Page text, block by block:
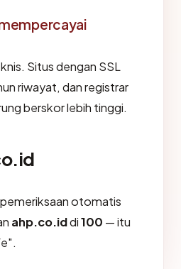
Situs dengan SSL
riwayat, dan registrar
berskor lebih tinggi.
otomatis
ahp.co.iddi100 — itu